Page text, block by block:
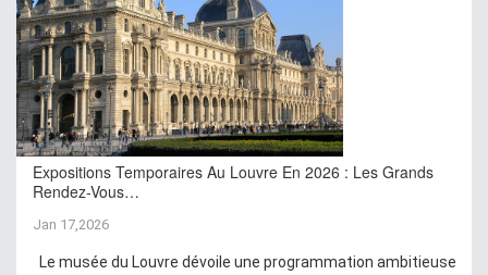
Expositions Temporaires Au Louvre En 2026 : Les Grands
Rendez-Vous…
Jan 17,2026
Le musée du Louvre dévoile une programmation ambitieuse